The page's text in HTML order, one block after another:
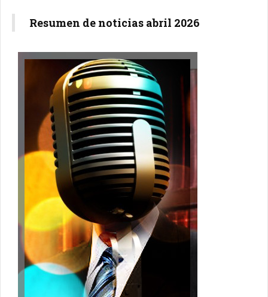
Resumen de noticias abril 2026